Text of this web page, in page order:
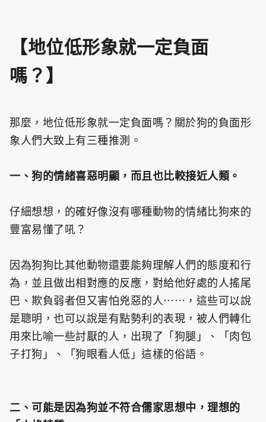
【地位低形象就一定負面
嗎？】
那麼，地位低形象就一定負面嗎？關於狗的負面形
象人們大致上有三種推測。
一、狗的情緒喜惡明顯，而且也比較接近人類。
仔細想想，的確好像沒有哪種動物的情緒比狗來的
豐富易懂了吼？
因為狗狗比其他動物還要能夠理解人們的態度和行
為，並且做出相對應的反應，對給他好處的人搖尾
巴、欺負弱者但又害怕兇惡的人⋯⋯，這些可以說
是聰明，也可以說是有點勢利的表現，被人們轉化
用來比喻一些討厭的人，出現了「狗腿」、「肉包
子打狗」、「狗眼看人低」這樣的俗語。
二、可能是因為狗並不符合儒家思想中，理想的